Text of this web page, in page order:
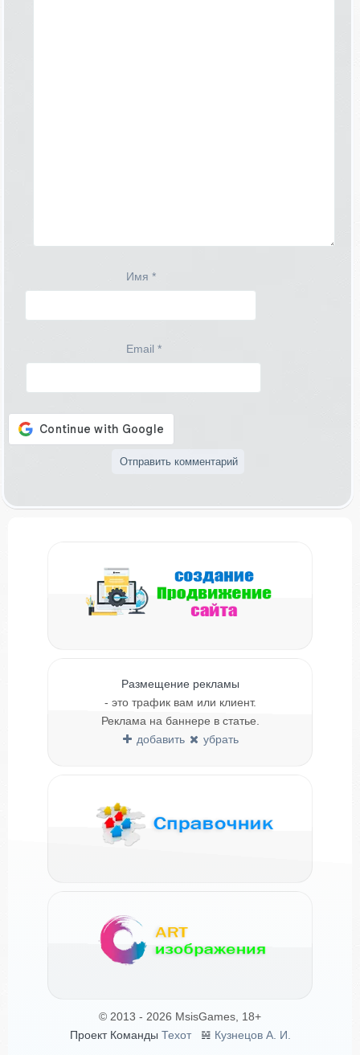
Имя *
Email *
Размещение рекламы
- это трафик вам или клиент.
Реклама на баннере в статье.
добавить
убрать
© 2013 - 2026 MsisGames, 18+
Проект Команды Техот 𝌴 Кузнецов А. И.